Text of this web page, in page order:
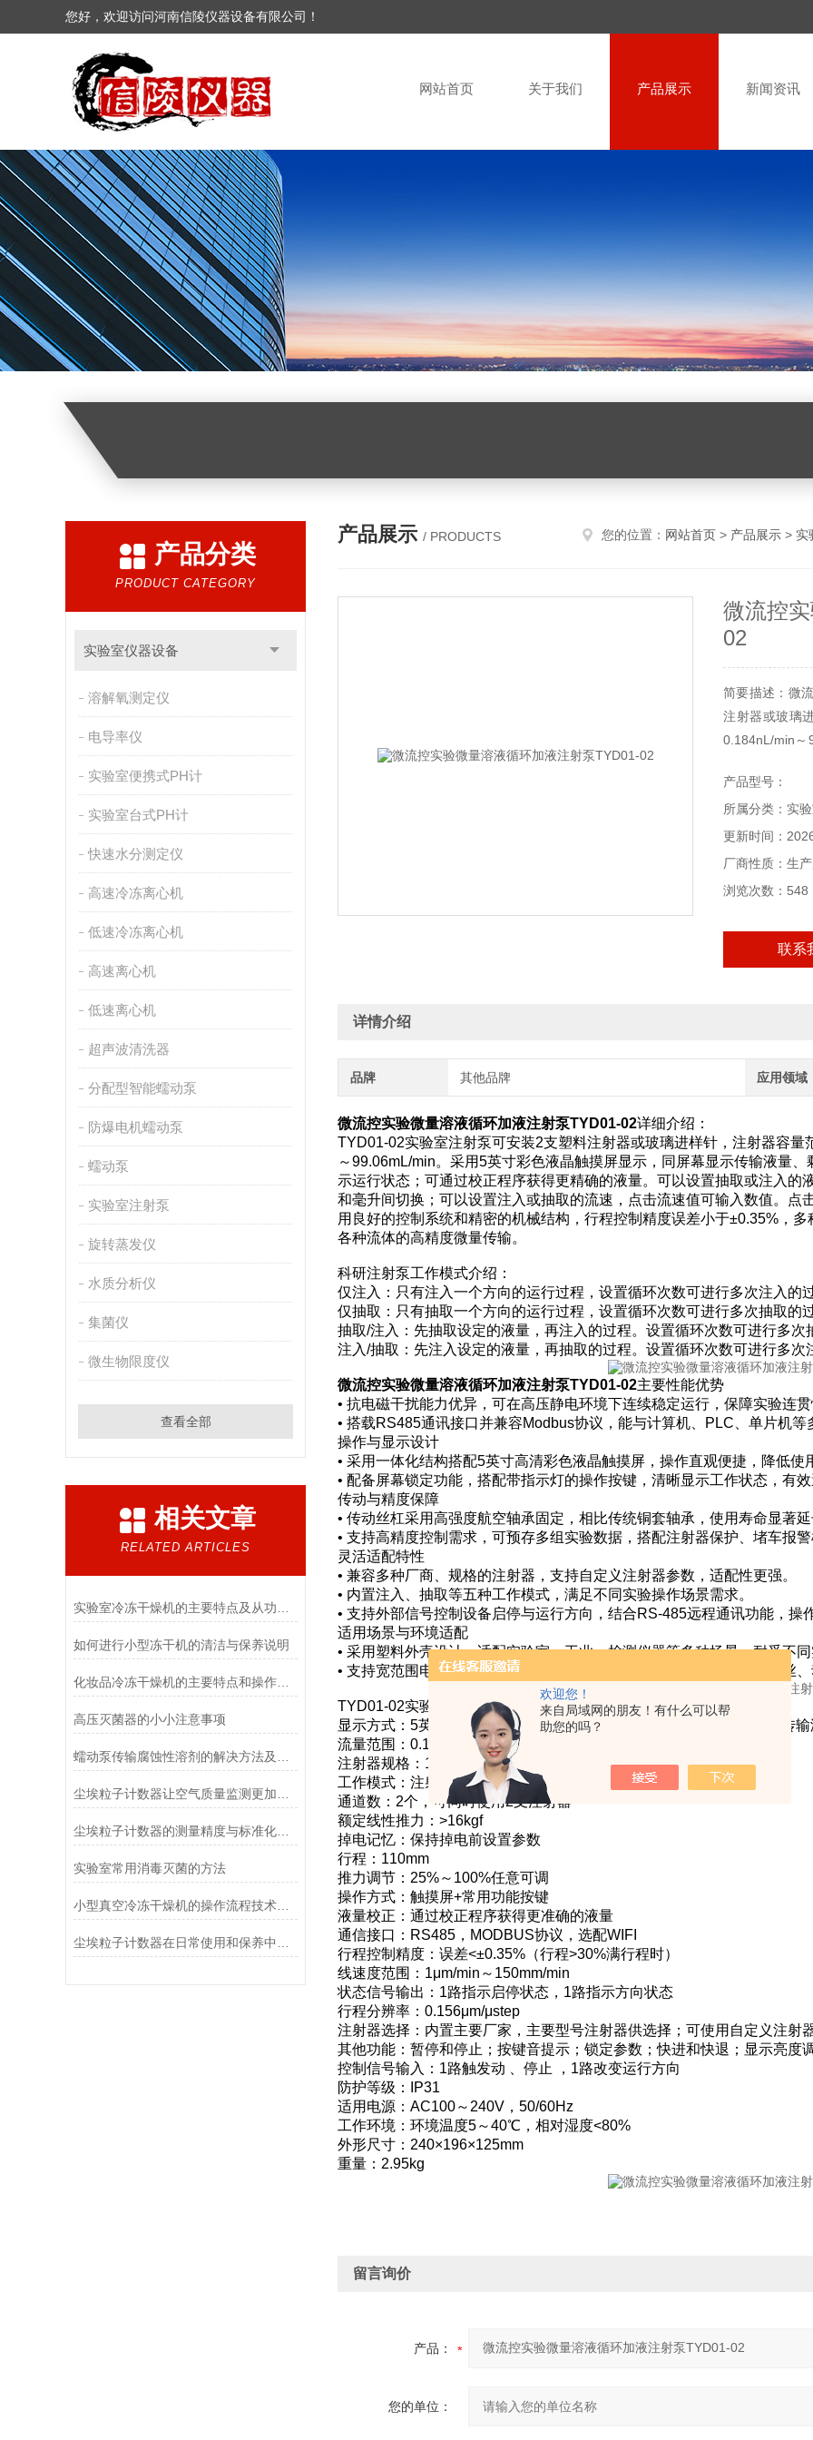
欢迎您！
来自局域网的朋友！有什么可以帮
助您的吗？
您好，欢迎访问河南信陵仪器设备有限公司！
网站首页 关于我们 产品展示 新闻资讯
产品分类
PRODUCT CATEGORY
实验室仪器设备
溶解氧测定仪
电导率仪
实验室便携式PH计
实验室台式PH计
快速水分测定仪
高速冷冻离心机
低速冷冻离心机
高速离心机
低速离心机
超声波清洗器
分配型智能蠕动泵
防爆电机蠕动泵
蠕动泵
实验室注射泵
旋转蒸发仪
水质分析仪
集菌仪
微生物限度仪
查看全部
相关文章
RELATED ARTICLES
如何进行小型冻干机的清洁与保养说明
化妆品冷冻干燥机的主要特点和操作管理方法介绍
高压灭菌器的小小注意事项
尘埃粒子计数器的测量精度与标准化方法
实验室常用消毒灭菌的方法
小型真空冷冻干燥机的操作流程技术详解
产品展示 / PRODUCTS 您的位置： 网站首页 > 产品展示 > 实
微流控
02
简要描述：微
注射器或玻璃
0.184nL/min～
态；内置注入
产品型号：
所属分类：实
更新时间：
厂商性质：生
浏览次数：548
联系
详情介绍
品牌 其他品牌 应用领域
微流控实验微量溶液循环加液注射泵TYD01-02详细介绍：
TYD01-02实验室注射泵可安装2支塑料注射器或玻璃进样针，注射器容
～99.06mL/min。采用5英寸彩色液晶触摸屏显示，同屏幕显示传输液量
示运行状态；可通过校正程序获得更精确的液量。可以设置抽取或注入
和毫升间切换；可以设置注入或抽取的流速，点击流速值可输入数值。点
用良好的控制系统和精密的机械结构，行程控制精度误差小于±0.35%，
各种流体的高精度微量传输。
科研注射泵工作模式介绍：
仅注入：只有注入一个方向的运行过程，设置循环次数可进行多次注入的
仅抽取：只有抽取一个方向的运行过程，设置循环次数可进行多次抽取的
抽取/注入：先抽取设定的液量，再注入的过程。设置循环次数可进行多次
注入/抽取：先注入设定的液量，再抽取的过程。设置循环次数可进行多次
微流控实验微量溶液循环加液注射泵TYD01-02主要性能优势
• 抗电磁干扰能力优异，可在高压静电环境下连续稳定运行，保障实验连
• 搭载RS485通讯接口并兼容Modbus协议，能与计算机、PLC、单片机
操作与显示设计
• 采用一体化结构搭配5英寸高清彩色液晶触摸屏，操作直观便捷，降低使
• 配备屏幕锁定功能，搭配带指示灯的操作按键，清晰显示工作状态，有
传动与精度保障
• 传动丝杠采用高强度航空轴承固定，相比传统铜套轴承，使用寿命显著
• 支持高精度控制需求，可预存多组实验数据，搭配注射器保护、堵车报
灵活适配特性
• 兼容多种厂商、规格的注射器，支持自定义注射器参数，适配性更强。
• 内置注入、抽取等五种工作模式，满足不同实验操作场景需求。
• 支持外部信号控制设备启停与运行方向，结合RS-485远程通讯功能，操
适用场景与环境适配
• 采用塑料外壳设计，适配实验室、工业、检测仪器等多种场景，耐受不
• 支持宽范围电源输入，实用性更强，典型应用于微球制备仪、静电纺丝
TYD01-02实验室双通道注射泵技术参数：
显示方式：5英寸真彩色触摸屏显示；动画显示运行状态，同屏幕显示传
流量范围：0.184nL/min～99.06mL/min
注射器规格：10μL～60mL
工作模式：注射、抽取、先注射后抽取、先抽取后注射、连续循环
通道数：2个，可同时使用2支注射器
额定线性推力：>16kgf
掉电记忆：保持掉电前设置参数
行程：110mm
推力调节：25%～100%任意可调
操作方式：触摸屏+常用功能按键
液量校正：通过校正程序获得更准确的液量
通信接口：RS485，MODBUS协议，选配WIFI
行程控制精度：误差<±0.35%（行程>30%满行程时）
线速度范围：1μm/min～150mm/min
状态信号输出：1路指示启停状态，1路指示方向状态
行程分辨率：0.156μm/μstep
注射器选择：内置主要厂家，主要型号注射器供选择；可使用自定义注射
其他功能：暂停和停止；按键音提示；锁定参数；快进和快退；显示亮度
控制信号输入：1路触发动 、停止 ，1路改变运行方向
防护等级：IP31
适用电源：AC100～240V，50/60Hz
工作环境：环境温度5～40℃，相对湿度<80%
外形尺寸：240×196×125mm
重量：2.95kg
留言询价
产品：
您的单位：